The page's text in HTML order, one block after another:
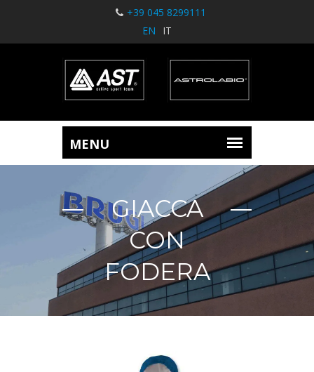
+39 045 8299111
EN
IT
GIACCA
CON
FODERA